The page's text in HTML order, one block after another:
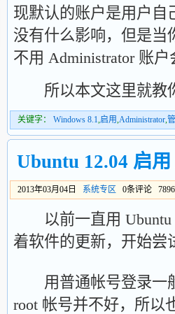
现默认的账户是用户自
没有什么影响，但是当
不用 Administrator 账户
所以本文这里就教你
关键字： Windows 8.1,启用,Administrator,
Ubuntu 12.04 启
2013年03月04日 系统专区 0条评论
以前一直用 Ubuntu
着软件的更新，开始尝
用普通帐号登录一般
root 帐号并不好，所以